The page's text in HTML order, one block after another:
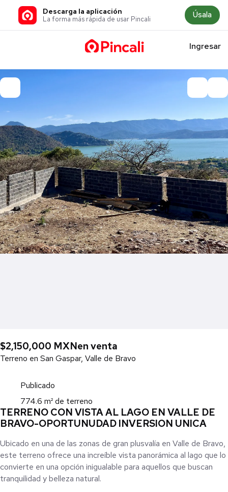
Descarga la aplicación
La forma más rápida de usar Pincali Úsala
Ingresar
$2,150,000 MXNen venta
Terreno en San Gaspar, Valle de Bravo
Publicado
774.6 m² de terreno
TERRENO CON VISTA AL LAGO EN VALLE DE
BRAVO-OPORTUNUDAD INVERSION UNICA
Ubicado en una de las zonas de gran plusvalía en Valle de Bravo,
este terreno ofrece una increíble vista panorámica al lago que lo
convierte en una opción inigualable para aquellos que buscan
tranquilidad y belleza natural.